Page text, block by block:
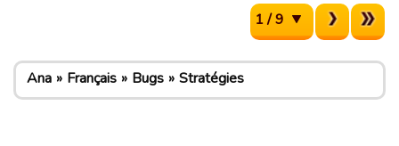
1 / 9
Ana Français Bugs Stratégies